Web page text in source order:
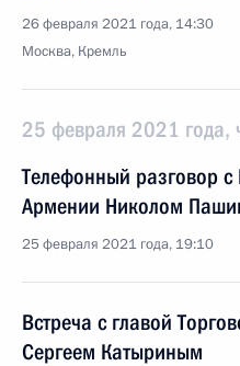
26 февраля 2021 года, 14:30
Москва, Кремль
25 февраля 2021 года,
Телефонный разговор
Армении Николом
25 февраля 2021 года, 19:10
Встреча с главой
Сергеем Катыриным